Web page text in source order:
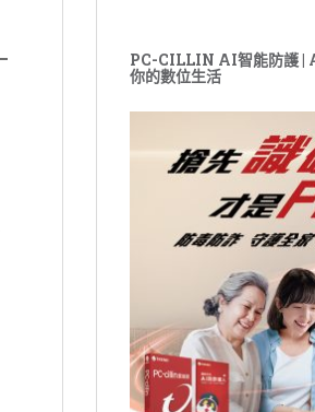
PC-CILLIN AI智能防護 |
你的數位生活